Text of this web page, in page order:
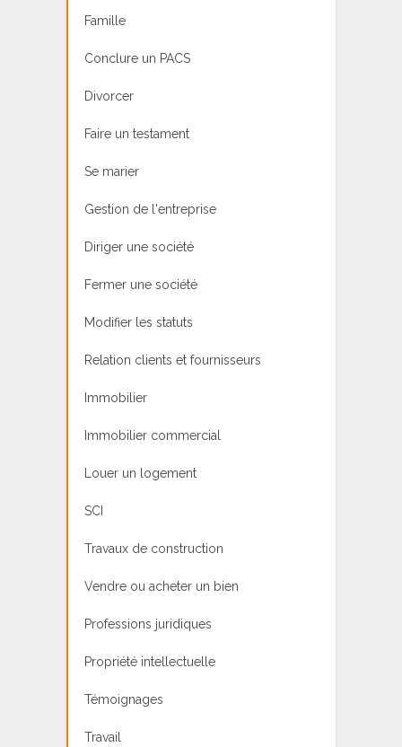
Famille
Conclure un PACS
Divorcer
Faire un testament
Se marier
Gestion de l'entreprise
Diriger une société
Fermer une société
Modifier les statuts
Relation clients et fournisseurs
Immobilier
Immobilier commercial
Louer un logement
SCI
Travaux de construction
Vendre ou acheter un bien
Professions juridiques
Propriété intellectuelle
Témoignages
Travail